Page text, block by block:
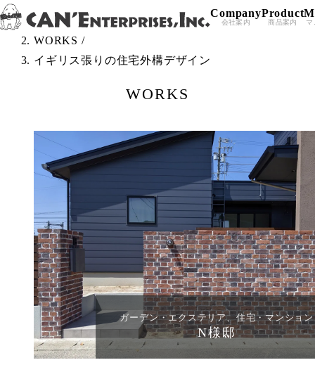
Skip to content
Company
会社案内
Product
商品案内 マ
TOP /
WORKS /
イギリス張りの住宅外構デザイン
WORKS
ガーデン・エクステリア、住宅・マンション
N様邸